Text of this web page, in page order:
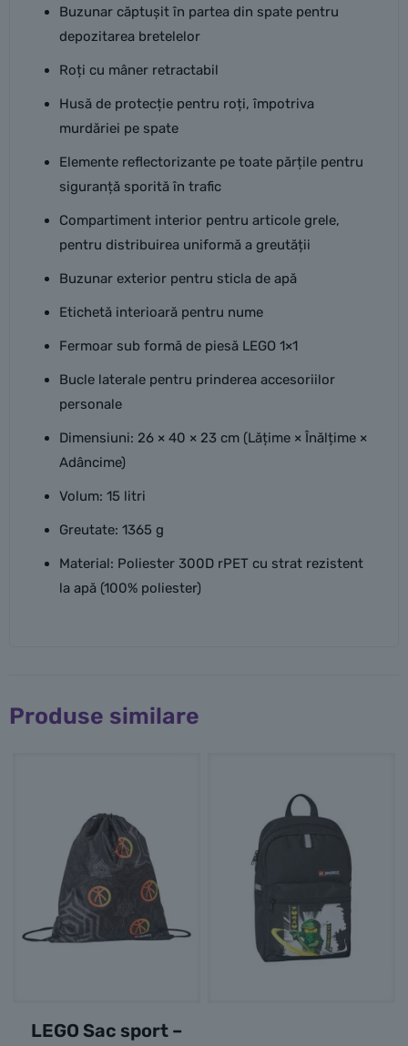
Buzunar căptușit în partea din spate pentru
depozitarea bretelelor
Roți cu mâner retractabil
Husă de protecție pentru roți, împotriva
murdăriei pe spate
Elemente reflectorizante pe toate părțile pentru
siguranță sporită în trafic
Compartiment interior pentru articole grele,
pentru distribuirea uniformă a greutății
Buzunar exterior pentru sticla de apă
Etichetă interioară pentru nume
Fermoar sub formă de piesă LEGO 1×1
Bucle laterale pentru prinderea accesoriilor
personale
Dimensiuni: 26 × 40 × 23 cm (Lățime × Înălțime ×
Adâncime)
Volum: 15 litri
Greutate: 1365 g
Material: Poliester 300D rPET cu strat rezistent
la apă (100% poliester)
Produse similare
LEGO Sac sport –